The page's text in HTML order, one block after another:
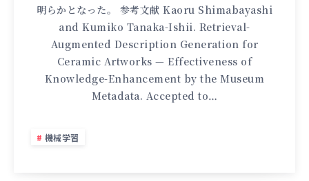
明らかとなった。 参考文献 Kaoru Shimabayashi
and Kumiko Tanaka-Ishii. Retrieval-
Augmented Description Generation for
Ceramic Artworks — Effectiveness of
Knowledge-Enhancement by the Museum
Metadata. Accepted to…
機械学習